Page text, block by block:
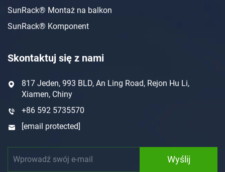
SunRack® Montaż na balkon
SunRack® Komponent
Skontaktuj się z nami
817 Jeden, 993 BLD, An Ling Road, Rejon Hu Li,
Xiamen, Chiny
+86 592 5735570
[email protected]
Wyślij